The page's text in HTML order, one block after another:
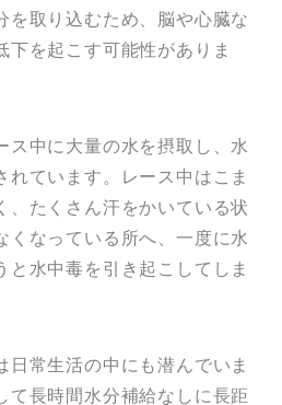
を取り込むため、脳や心臓な
下を起こす可能性がありま
ス中に大量の水を摂取し、水
れています。レース中はこま
、たくさん汗をかいている状
くなっている所へ、一度に水
と水中毒を引き起こしてしま
日常生活の中にも潜んでいま
て長時間水分補給なしに長距